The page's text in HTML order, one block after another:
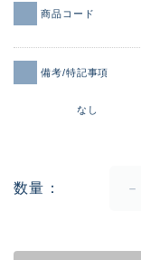
商品コード
備考/特記事項
なし
数量